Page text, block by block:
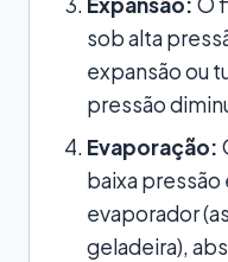
sob alta
expansão ou
pressão
Evaporação:
baixa
evaporador
geladeira),